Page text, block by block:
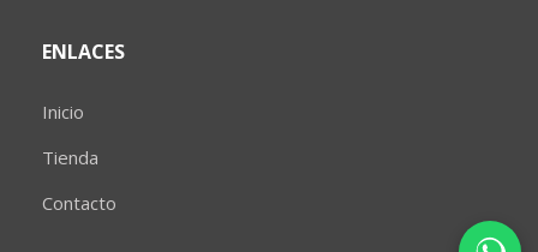
ENLACES
Inicio
Tienda
Contacto